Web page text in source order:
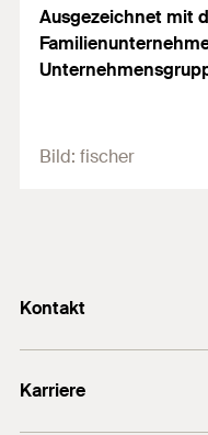
Ausgezeichnet mit
Bild: fischer
Kontakt
+49 7443 12-0
Karriere